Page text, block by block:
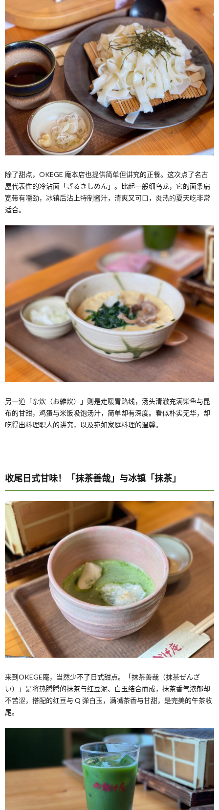
除了甜点，OKEGE 庵本店也提供简单但讲究的正餐。这次点了名古
屋代表性的冷沾面「ざるきしめん」。比起一般细乌龙，它的面条扁
宽带有嚼劲，冰镇后沾上特制酱汁，清爽又可口，炎热的夏天吃非常
适合。
另一道「杂炊（お雑炊）」则是走暖胃路线，汤头清澈充满柴鱼与昆
布的甘甜，鸡蛋与米饭吸饱汤汁，简单却有深度。看似朴实无华，却
吃得出料理职人的讲究，以及宛如家庭料理的温馨。
收尾日式甘味！「抹茶善哉」与冰镇「抹茶」
来到OKEGE庵，当然少不了日式甜点。「抹茶善哉（抹茶ぜんざ
い）」是将热腾腾的抹茶与红豆泥、白玉结合而成，抹茶香气浓郁却
不苦涩，搭配的红豆与 Q 弹白玉，满嘴茶香与甘甜，是完美的午茶收
尾。